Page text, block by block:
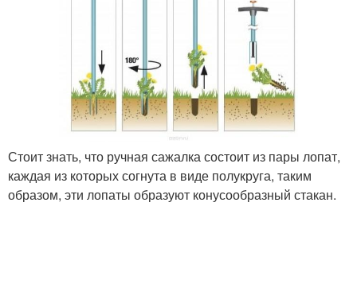
Стоит знать, что ручная сажалка состоит из пары лопат,
каждая из которых согнута в виде полукруга, таким
образом, эти лопаты образуют конусообразный стакан.